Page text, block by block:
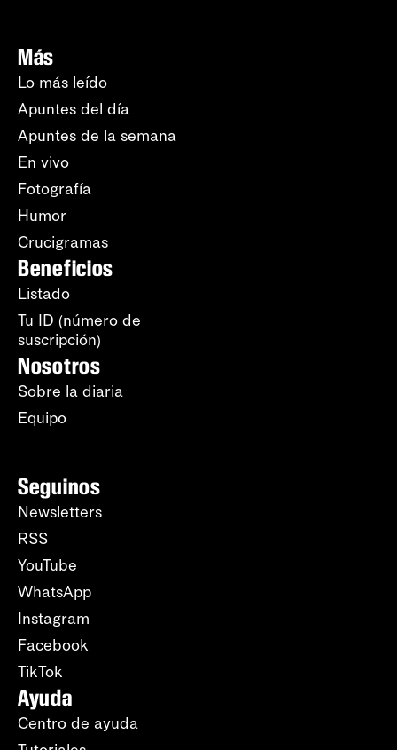
Más
Lo más leído
Apuntes del día
Apuntes de la semana
En vivo
Fotografía
Humor
Crucigramas
Beneficios
Listado
Tu ID (número de
suscripción)
Nosotros
Sobre la diaria
Equipo
Seguinos
Newsletters
RSS
YouTube
WhatsApp
Instagram
Facebook
TikTok
Ayuda
Centro de ayuda